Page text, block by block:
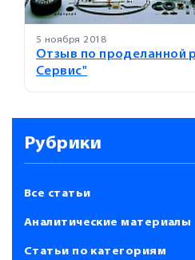
5 ноября 2018
Отзыв по проделанной
Сервис"
Рубрики
Все статьи
Аналитические материалы
Статьи по категориям